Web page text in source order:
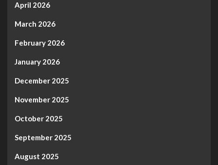
April 2026
March 2026
February 2026
January 2026
December 2025
November 2025
October 2025
September 2025
August 2025